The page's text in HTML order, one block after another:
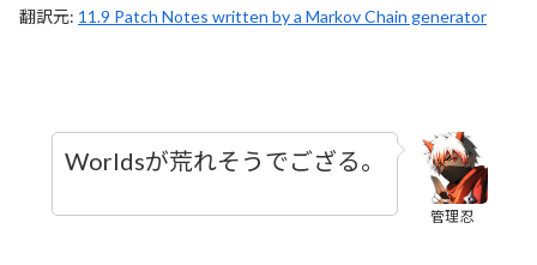
翻訳元: 11.9 Patch Notes written by a Markov Chain generator
管理忍
Worldsが荒れそうでござる。